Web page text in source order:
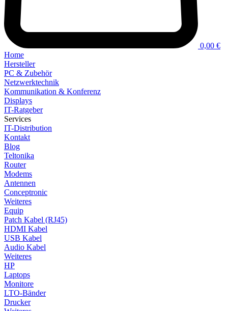
0,00 €
Home
Hersteller
PC & Zubehör
Netzwerktechnik
Kommunikation & Konferenz
Displays
IT-Ratgeber
Services
IT-Distribution
Kontakt
Blog
Teltonika
Router
Modems
Antennen
Conceptronic
Weiteres
Equip
Patch Kabel (RJ45)
HDMI Kabel
USB Kabel
Audio Kabel
Weiteres
HP
Laptops
Monitore
LTO-Bänder
Drucker